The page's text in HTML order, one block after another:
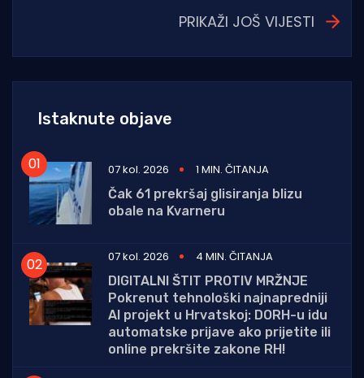
PRIKAŽI JOŠ VIJESTI
Istaknute objave
07 kol. 2026
1 MIN. ČITANJA
Čak 61 prekršaj glisiranja blizu
obale na Kvarneru
07 kol. 2026
4 MIN. ČITANJA
DIGITALNI ŠTIT PROTIV MRŽNJE
Pokrenut tehnološki najnapredniji
AI projekt u Hrvatskoj: DORH-u idu
automatske prijave ako prijetite ili
online prekršite zakone RH!